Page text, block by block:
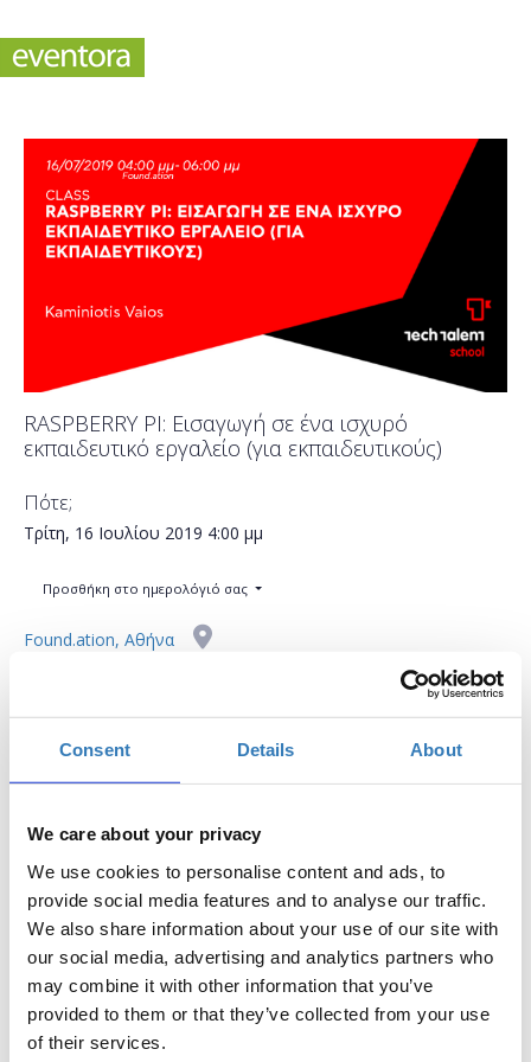
Consent Details About
We care about your privacy
We use cookies to personalise content and ads, to
provide social media features and to analyse our traffic.
We also share information about your use of our site with
our social media, advertising and analytics partners who
may combine it with other information that you’ve
provided to them or that they’ve collected from your use
of their services.
RASPBERRY PI: Εισαγωγή σε ένα ισχυρό
εκπαιδευτικό εργαλείο (για εκπαιδευτικούς)
Πότε;
Τρίτη, 16 Ιουλίου 2019 4:00 μμ
Προσθήκη στο ημερολόγιό σας
Found.ation, Αθήνα
Συμμετοχή Η περίοδος εγγραφών έχει λήξει.
Στόχος αυτού του σεμιναρίου είναι να ωθήσει
εκπαιδευτικούς σε νέες διαδραστικές και δυναμικές
μεθοδολογίες μάθησης όπως είναι το Raspberry Pi.
ΒΑΣΙΚΑ ΣΗΜΕΙΑ: